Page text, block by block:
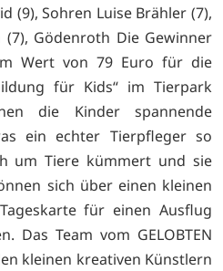
(9), Sohren Luise Brähler (7),
Gödenroth Die Gewinner
Wert von 79 Euro für die
für Kids“ im Tierpark
die Kinder spannende
ein echter Tierpfleger so
um Tiere kümmert und sie
sich über einen kleinen
für einen Ausflug
Das Team vom GELOBTEN
kleinen kreativen Künstlern